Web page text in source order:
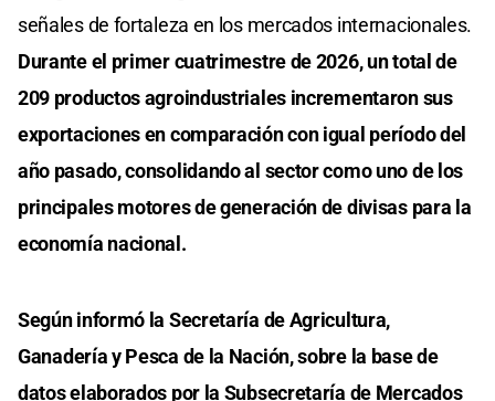
señales de fortaleza en los mercados internacionales.
Durante el primer cuatrimestre de 2026, un total de
209 productos agroindustriales incrementaron sus
exportaciones en comparación con igual período del
año pasado, consolidando al sector como uno de los
principales motores de generación de divisas para la
economía nacional.
Según informó la Secretaría de Agricultura,
Ganadería y Pesca de la Nación, sobre la base de
datos elaborados por la Subsecretaría de Mercados